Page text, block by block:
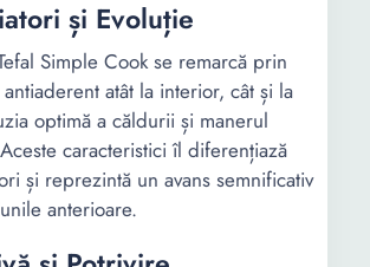
și Evoluție
Simple Cook se remarcă prin
atât la interior, cât și la
optimă a căldurii și manerul
caracteristici îl diferențiază
și reprezintă un avans semnificativ
anterioare.